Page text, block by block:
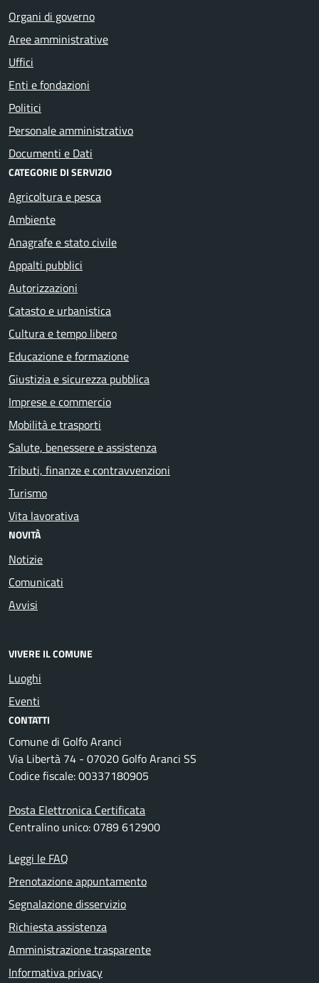
Organi di governo
Aree amministrative
Uffici
Enti e fondazioni
Politici
Personale amministrativo
Documenti e Dati
CATEGORIE DI SERVIZIO
Agricoltura e pesca
Ambiente
Anagrafe e stato civile
Appalti pubblici
Autorizzazioni
Catasto e urbanistica
Cultura e tempo libero
Educazione e formazione
Giustizia e sicurezza pubblica
Imprese e commercio
Mobilità e trasporti
Salute, benessere e assistenza
Tributi, finanze e contravvenzioni
Turismo
Vita lavorativa
NOVITÀ
Notizie
Comunicati
Avvisi
VIVERE IL COMUNE
Luoghi
Eventi
CONTATTI
Comune di Golfo Aranci
Via Libertà 74 - 07020 Golfo Aranci SS
Codice fiscale: 00337180905
Posta Elettronica Certificata
Centralino unico: 0789 612900
Leggi le FAQ
Prenotazione appuntamento
Segnalazione disservizio
Richiesta assistenza
Amministrazione trasparente
Informativa privacy